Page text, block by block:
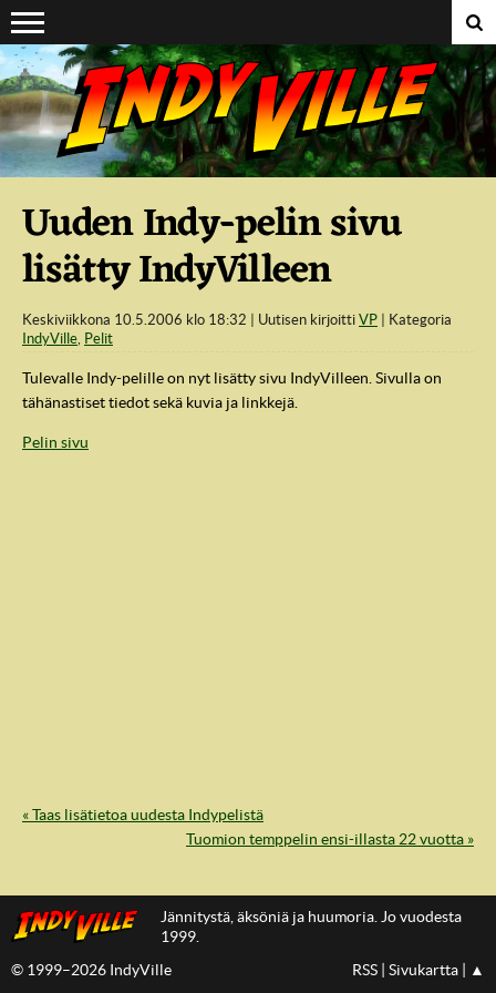
Suoraan sisältöön
IndyVille
Uuden Indy-pelin sivu
lisätty IndyVilleen
Keskiviikkona 10.5.2006 klo 18:32 Uutisen kirjoitti VP
Kategoria
IndyVille, Pelit
Tulevalle Indy-pelille on nyt lisätty sivu IndyVilleen. Sivulla on
tähänastiset tiedot sekä kuvia ja linkkejä.
Pelin sivu
« Taas lisätietoa uudesta Indypelistä
Tuomion temppelin ensi-illasta 22 vuotta »
Jännitystä, äksöniä ja huumoria. Jo vuodesta
1999.
© 1999–2026 IndyVille
RSS Sivukartta ▲